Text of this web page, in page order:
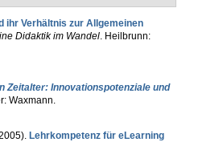
ihr Verhältnis zur Allgemeinen
Didaktik im Wandel. Heilbrunn:
Zeitalter: Innovationspotenziale und
Waxmann.
Lehrkompetenz für eLearning